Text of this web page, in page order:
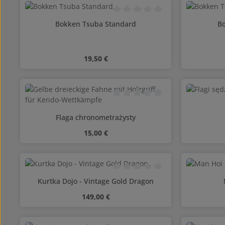
Średnia ocena 0 z 5 gwiazdek
Bokken Tsuba Standard
Cena regularna:
19,50 €
Ilość produktu: Wprowadź żądaną
Flaga chronometrażysty
Cena regularna:
15,00 €
Ilość produktu: Wprowadź
Średnia ocena 0 z 5 gwiazdek
Kurtka Dojo - Vintage Gold Dragon
Cena regularna:
149,00 €